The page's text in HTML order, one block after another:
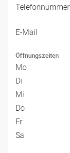
Telefonnummer
E-Mail
Öffnungszeiten
Mo
Di
Mi
Do
Fr
Sa